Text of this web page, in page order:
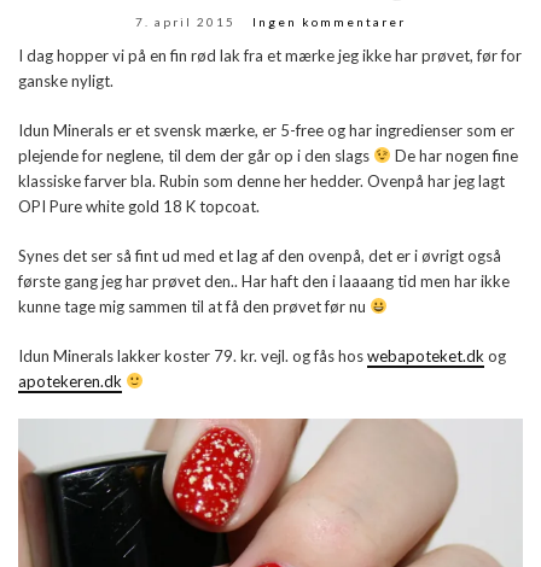
7. april 2015 Ingen kommentarer
I dag hopper vi på en fin rød lak fra et mærke jeg ikke har prøvet, før for
ganske nyligt.
Idun Minerals er et svensk mærke, er 5-free og har ingredienser som er
plejende for neglene, til dem der går op i den slags
De har nogen fine
klassiske farver bla. Rubin som denne her hedder. Ovenpå har jeg lagt
OPI Pure white gold 18 K topcoat.
Synes det ser så fint ud med et lag af den ovenpå, det er i øvrigt også
første gang jeg har prøvet den.. Har haft den i laaaang tid men har ikke
kunne tage mig sammen til at få den prøvet før nu
Idun Minerals lakker koster 79. kr. vejl. og fås hoswebapoteket.dk og
apotekeren.dk